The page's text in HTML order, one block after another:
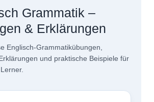
Grammatik –
& Erklärungen
Englisch-Grammatikübungen,
und praktische Beispiele für